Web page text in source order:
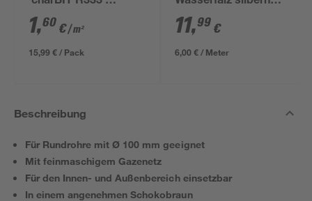
besandet schwarz
100 x 1000 cm
1,60 €/ m²
15,99 € / Pack
200 cm
11,99 €
6,00 € / Meter
Beschreibung
Für Rundrohre mit Ø 100 mm geeignet
Mit feinmaschigem Gazenetz
Für den Innen- und Außenbereich einsetzbar
In einem angenehmen Schokobraun